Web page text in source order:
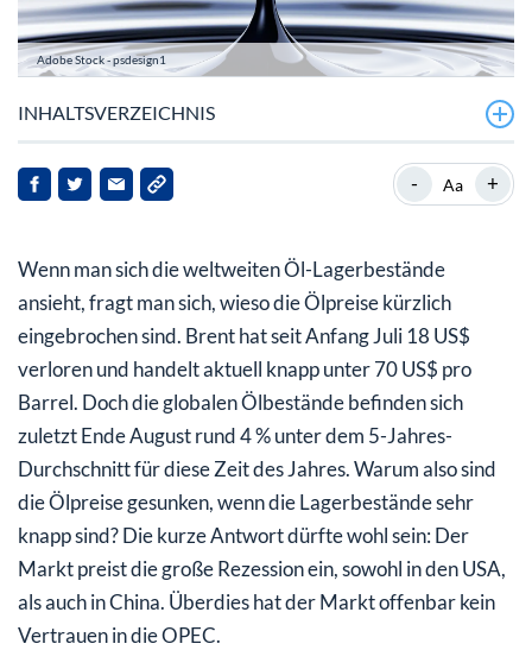
Adobe Stock - psdesign1
INHALTSVERZEICHNIS
Ölpreis- so günstig wie seit 2021 nicht mehr
Fazit: Die 70US$-Marke ist die Unterstützung
- Aa +
Wenn man sich die weltweiten Öl-Lagerbestände
ansieht, fragt man sich, wieso die Ölpreise kürzlich
eingebrochen sind. Brent hat seit Anfang Juli 18 US$
verloren und handelt aktuell knapp unter 70 US$ pro
Barrel. Doch die globalen Ölbestände befinden sich
zuletzt Ende August rund 4 % unter dem 5-Jahres-
Durchschnitt für diese Zeit des Jahres. Warum also sind
die Ölpreise gesunken, wenn die Lagerbestände sehr
knapp sind? Die kurze Antwort dürfte wohl sein: Der
Markt preist die große Rezession ein, sowohl in den USA,
als auch in China. Überdies hat der Markt offenbar kein
Vertrauen in die OPEC.